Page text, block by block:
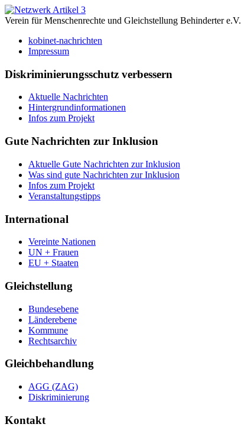
Verein für Menschenrechte und Gleichstellung Behinderter e.V.
kobinet-nachrichten
Impressum
Diskriminierungsschutz verbessern
Aktuelle Nachrichten
Hintergrundinformationen
Infos zum Projekt
Gute Nachrichten zur Inklusion
Aktuelle Gute Nachrichten zur Inklusion
Was sind gute Nachrichten zur Inklusion
Infos zum Projekt
Veranstaltungstipps
International
Vereinte Nationen
UN + Frauen
EU + Staaten
Gleichstellung
Bundesebene
Länderebene
Kommune
Rechtsarchiv
Gleichbehandlung
AGG (ZAG)
Diskriminierung
Kontakt